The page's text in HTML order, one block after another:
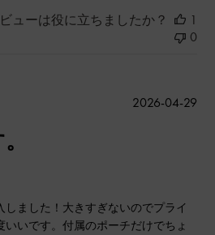
ューは役に立ちましたか？
1
0
ました！大きすぎないのでプライ
いです。付属のポーチだけでちょ
公
2026-04-29